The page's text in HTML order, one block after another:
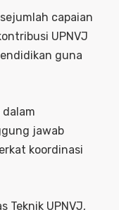
capaian
UPNVJ
guna
jawab
koordinasi
Teknik UPNVJ,